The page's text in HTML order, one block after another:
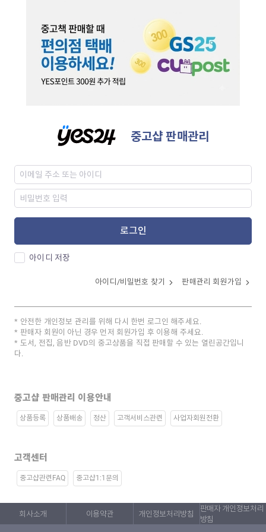
중고샵 판매관리
로그인
아이디 저장
아이디/비밀번호 찾기 판매관리 회원가입
안전한 개인정보 관리를 위해 다시 한번 로그인 해주세요.
판매자 회원이 아닌 경우 먼저 회원가입 후 이용해 주세요.
도서, 전집, 음반 DVD의 중고상품을 직접 판매할 수 있는 열린공간입니
다.
중고샵 판매관리 이용안내
상품등록 상품배송 정산 고객서비스관련 사업자회원전환
고객센터
중고샵관련FAQ 중고샵1:1문의
회사소개 이용약관 개인정보처리방침
판매자 개인정보처리
방침